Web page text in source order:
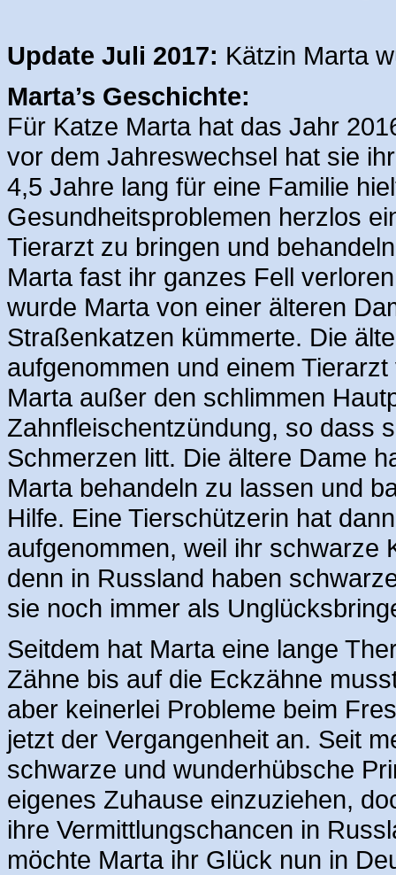
Update Juli 2017: Kätzin Marta
Marta’s Geschichte:
Für Katze Marta hat das Jahr
vor dem Jahreswechsel hat sie
4,5 Jahre lang für eine Familie
Gesundheitsproblemen herzlos
Tierarzt zu bringen und
Marta fast ihr ganzes Fell
wurde Marta von einer älteren
Straßenkatzen kümmerte. Die
aufgenommen und einem
Marta außer den schlimmen
Zahnfleischentzündung, so dass
Schmerzen litt. Die ältere Dame
Marta behandeln zu lassen und
Hilfe. Eine Tierschützerin hat
aufgenommen, weil ihr schwarze
denn in Russland haben
sie noch immer als
Seitdem hat Marta eine lange
Zähne bis auf die Eckzähne
aber keinerlei Probleme beim
jetzt der Vergangenheit an. Seit
schwarze und wunderhübsche
eigenes Zuhause einzuziehen,
ihre Vermittlungschancen in
möchte Marta ihr Glück nun in